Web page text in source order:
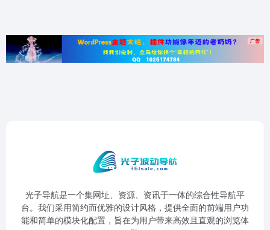
光子导航是一个集网址、资源、资讯于一体的综合性导航平
台。我们采用简约而优雅的设计风格，提供全面的前端用户功
能和简单的模块化配置，旨在为用户带来高效且直观的浏览体